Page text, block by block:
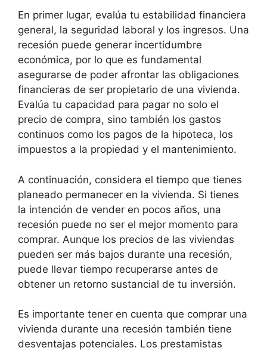
En primer lugar, evalúa tu estabilidad financiera
general, la seguridad laboral y los ingresos. Una
recesión puede generar incertidumbre
económica, por lo que es fundamental
asegurarse de poder afrontar las obligaciones
financieras de ser propietario de una vivienda.
Evalúa tu capacidad para pagar no solo el
precio de compra, sino también los gastos
continuos como los pagos de la hipoteca, los
impuestos a la propiedad y el mantenimiento.
A continuación, considera el tiempo que tienes
planeado permanecer en la vivienda. Si tienes
la intención de vender en pocos años, una
recesión puede no ser el mejor momento para
comprar. Aunque los precios de las viviendas
pueden ser más bajos durante una recesión,
puede llevar tiempo recuperarse antes de
obtener un retorno sustancial de tu inversión.
Es importante tener en cuenta que comprar una
vivienda durante una recesión también tiene
desventajas potenciales. Los prestamistas